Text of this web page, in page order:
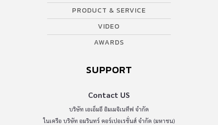
PRODUCT & SERVICE
VIDEO
AWARDS
SUPPORT
Contact US
บริษัท เอเอ็มอี อิมเมจิเนทีฟ จำกัด
ในเครือ บริษัท อมรินทร์ คอร์เปอเรชั่นส์ จำกัด (มหาชน)